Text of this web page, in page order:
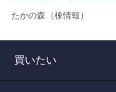
たかの森（棟情報）
買いたい